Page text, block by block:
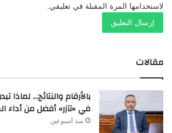
لاستخدامها المرة المقبلة في تعليقي.
مقالات
بالأرقام والنتائج… لماذا
في «تآزر» أفضل من أداء
منذ أسبوعين